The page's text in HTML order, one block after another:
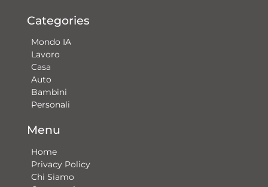
Categories
Mondo IA
Lavoro
Casa
Auto
Bambini
Personali
Menu
Home
Privacy Policy
Chi Siamo